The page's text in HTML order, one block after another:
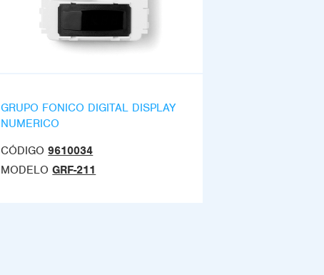
GRUPO FONICO DIGITAL DISPLAY
NUMERICO
CÓDIGO 9610034
MODELO GRF-211